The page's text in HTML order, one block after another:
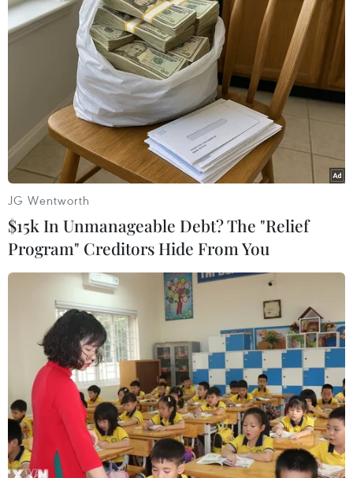
23/03/2019 04:02
Số nạn nhân thiệt mạng trong vụ nổ nhà máy phân bón
tại một khu công nghiệp hóa chất ở thành phố thuộc tỉnh
Giang Tô, Trung Quốc hiện lên tới 64 người.
Nổ nhà máy hóa chất ở Trung Quốc khiến
hàng chục người thương vong
24/04/2019 13:08
Ít nhất 4 người thiệt mạng và 35 người khác bị thương
trong một vụ nổ nhà máy hóa chất xảy ra sáng 24/4 tại
JG Wentworth
$15k In Unmanageable Debt? The "Relief
Program" Creditors Hide From You